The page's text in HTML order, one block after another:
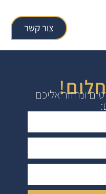
צור קשר
ונחזור אליכם